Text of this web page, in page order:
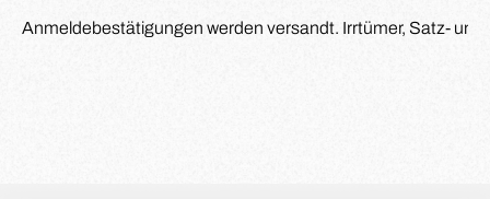
Anmeldebestätigungen werden versandt. Irrtümer, Satz-